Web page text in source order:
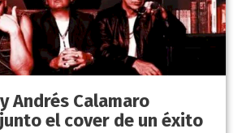
Andrés Calamaro
el cover de un éxito